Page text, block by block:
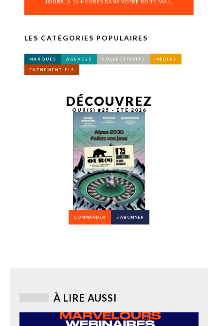
JOURS, À 16 HEURES DANS VOTRE BOÎTE MAIL.
LES CATÉGORIES POPULAIRES
MARQUES AGENCES COLLECTIVITÉS MÉDIAS
ÉVÉNEMENTIELS
DÉCOUVREZ
OUR(S) #25 - ÉTÉ 2026
COMMANDER S’ABONNER
À LIRE AUSSI